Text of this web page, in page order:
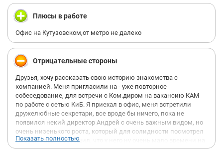
Плюсы в работе
Офис на Кутузовском,от метро не далеко
Отрицательные стороны
Друзья, хочу рассказать свою историю знакомства с
компанией. Меня пригласили на - уже повторное
собеседование, для встречи с Ком.диром на вакансию КАМ
по работе с сетью КиБ. Я приехал в офис, меня встретили
дружелюбные секретари, все вроде бы ничего, пока не
появился некий директор Андрей с очень важным видом, но
очень низенького роста, который для солидности посмотрел
на свои часы и сообщил, что у него ну очень мало времени на
меня, но он готов меня выслушать. Я собрался за секунду с
Показать полностью